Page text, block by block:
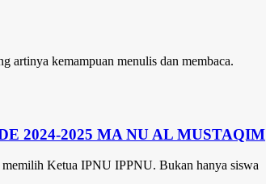
artinya kemampuan menulis dan membaca.
2024-2025 MA NU AL MUSTAQIM
Ketua IPNU IPPNU. Bukan hanya siswa